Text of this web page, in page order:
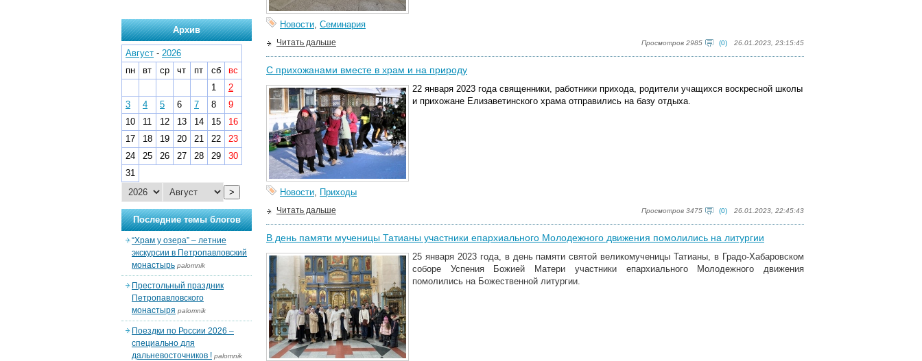
Новости, Семинария
Просмотров 2985 (0) 26.01.2023, 23:15:45
Читать дальше
С прихожанами вместе в храм и на природу
22 января 2023 года священники, работники прихода, родители учащихся воскресной школы
и прихожане Елизаветинского храма отправились на базу отдыха.
Новости, Приходы
Просмотров 3475 (0) 26.01.2023, 22:45:43
Читать дальше
В день памяти мученицы Татианы участники епархиального Молодежного движения помолились на литургии
25 января 2023 года, в день памяти святой великомученицы Татианы, в Градо-Хабаровском
соборе Успения Божией Матери участники епархиального Молодежного движения
помолились на Божественной литургии.
Архив
Август - 2026
пн
вт ср чт пт сб
вс
1
2
3
4 5 6 7 8
9
10
11 12 13 14 15
16
17
18 19 20 21 22
23
24
25 26 27 28 29
30
31
>
Последние темы блогов
“Храм у озера” – летние
экскурсии в Петропавловский
монастырь palomnik
Престольный праздник
Петропавловского
монастыря palomnik
Поездки по России 2026 –
специально для
дальневосточников ! palomnik